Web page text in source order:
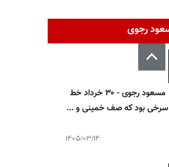
مسعود رجوی - ۳۰ خرداد خط
سرخی بود که صف خمینی و ...
1405/03/14